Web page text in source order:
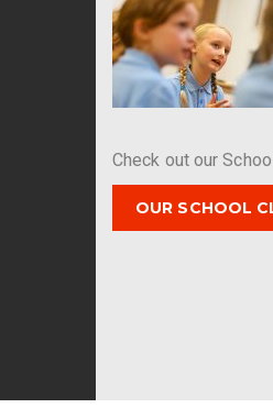
Check out our
OUR SCHOOL